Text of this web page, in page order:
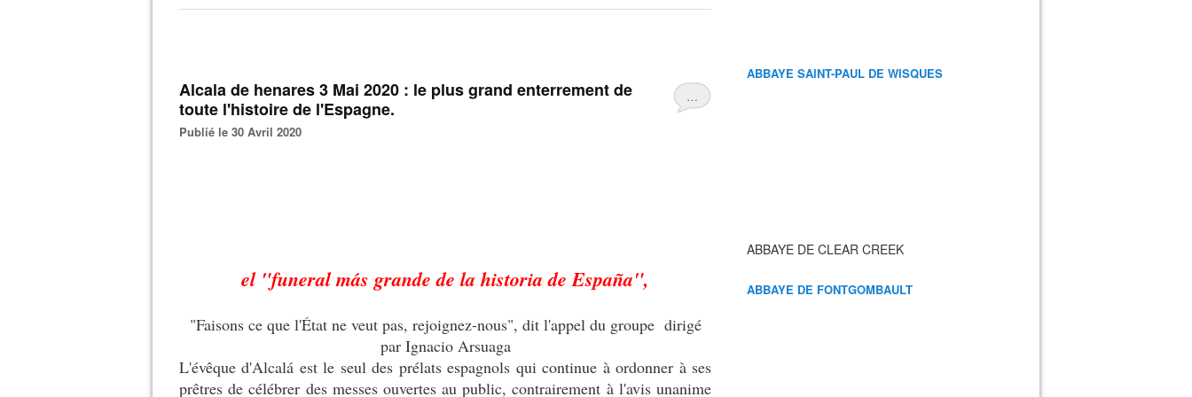
…
Alcala de henares 3 Mai 2020 : le plus grand enterrement de
toute l'histoire de l'Espagne.
Publié le 30 Avril 2020
el "funeral más grande de la historia de España",
"Faisons ce que l'État ne veut pas, rejoignez-nous", dit l'appel du groupe dirigé
par Ignacio Arsuaga
L'évêque d'Alcalá est le seul des prélats espagnols qui continue à ordonner à ses
prêtres de célébrer des messes ouvertes au public, contrairement à l'avis unanime
ABBAYE SAINT-PAUL DE WISQUES
ABBAYE DE CLEAR CREEK
ABBAYE DE FONTGOMBAULT